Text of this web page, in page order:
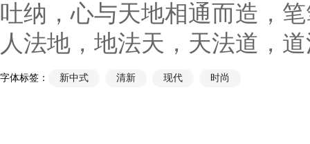
吐纳，心与天地相通而造，
人法地，地法天，天法道，
字体标签： 新中式 清新 现代 时尚